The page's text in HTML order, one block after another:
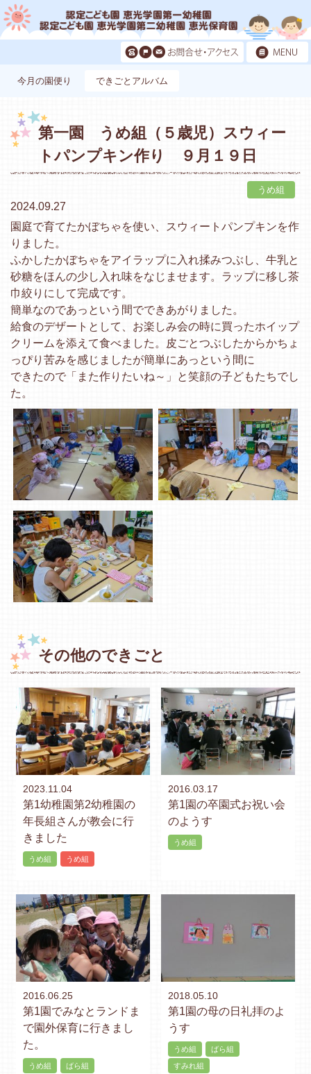
今月の園便り できごとアルバム
第一園 うめ組（５歳児）スウィー
トパンプキン作り ９月１９日
うめ組
2024.09.27
園庭で育てたかぼちゃを使い、スウィートパンプキンを作
りました。
ふかしたかぼちゃをアイラップに入れ揉みつぶし、牛乳と
砂糖をほんの少し入れ味をなじませます。ラップに移し茶
巾絞りにして完成です。
簡単なのであっという間でできあがりました。
給食のデザートとして、お楽しみ会の時に買ったホイップ
クリームを添えて食べました。皮ごとつぶしたからかちょ
っぴり苦みを感じましたが簡単にあっという間に
できたので「また作りたいね～」と笑顔の子どもたちでし
た。
その他のできごと
2023.11.04
第1幼稚園第2幼稚園の
年長組さんが教会に行
きました
うめ組 うめ組
2016.03.17
第1園の卒園式お祝い会
のようす
うめ組
2016.06.25
第1園でみなとランドま
で園外保育に行きまし
た。
うめ組 ばら組
2018.05.10
第1園の母の日礼拝のよ
うす
うめ組
ばら組
すみれ組